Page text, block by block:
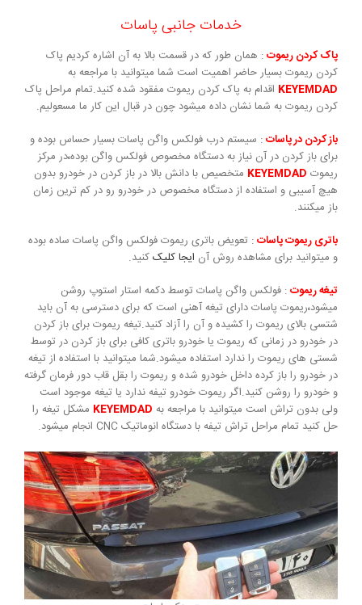
خدمات جانبی پاسات
پاک کردن ریموت: همان طور که در قسمت بالا به آن اشاره کردیم پاک
کردن ریموت بسیار حاضر اهمیت است شما میتوانید با مراجعه به
KEYEMDAD اقدام به پاک کردن ریموت مفقود شده کنید.تمام مراحل پاک
کردن ریموت به شما نشان داده میشود چون در قبال این کار ما مسعولیم.
باز کردن در پاسات: سیستم درب فولکس واگن پاسات بسیار حساس بوده و
برای باز کردن در آن نیاز به دستگاه مخصوص فولکس واگن بوده،در مرکز
ریموت KEYEMDAD متخصیص با دانش بالا در باز کردن در خودرو بدون
هیچ آسیبی و استفاده از دستگاه مخصوص در خودرو رو در کم ترین زمان
باز میکنند.
باتری ریموت پاسات: تعویض باتری ریموت فولکس واگن پاسات ساده بوده
و میتوانید برای مشاهده روش آن ایجا کلیککنید.
تیغه ریموت: فولکس واگن پاسات توسط دکمه استار استوپ روشن
میشود،ریموت پاسات دارای تیغه آهنی است که برای دسترسی به آن باید
شتسی بالای ریموت را کشیده و آن را آزاد کنید.تیغه ریموت برای باز کردن
در خودرو در زمانی که ریموت یا خودرو باتری کافی برای باز کردن در توسط
شستی های ریموت را ندارد استفاده میشود.شما میتوانید با استفاده از تیغه
در خودرو را باز کرده داخل خودرو شده و ریموت را بقل قاب دور فرمان گرفته
و خودرو را روشن کنید.اگر ریموت خودرو تیفه ندارد یا تیغه موجود است
ولی بدون تراش است میتوانید با مراجعه به KEYEMDAD مشکل تیغه را
حل کنید تمام مراحل تراش تیفه با دستگاه انوماتیک CNC انجام میشود.